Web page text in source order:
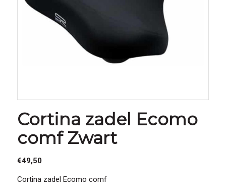
Cortina zadel Ecomo
comf Zwart
€49,50
Cortina zadel Ecomo comf